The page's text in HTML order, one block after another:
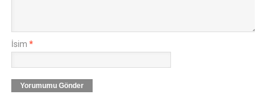
İsim *
Yorumumu Gönder